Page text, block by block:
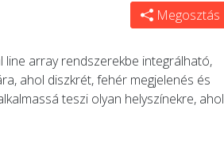
Megosztás
line array rendszerekbe integrálható,
ahol diszkrét, fehér megjelenés és
teszi olyan helyszínekre, ahol